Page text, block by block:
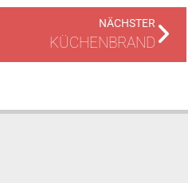
NÄCHSTER
KÜCHENBRAND